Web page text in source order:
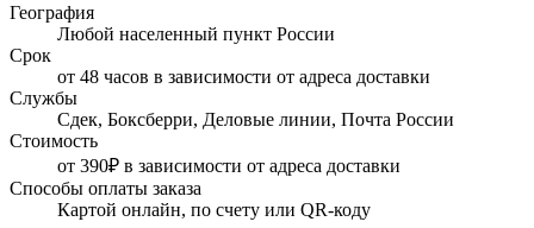
География
Любой населенный пункт России
Срок
от 48 часов в зависимости от адреса доставки
Службы
Сдек, Боксберри, Деловые линии, Почта России
Стоимость
от 390₽ в зависимости от адреса доставки
Способы оплаты заказа
Картой онлайн, по счету или QR-коду